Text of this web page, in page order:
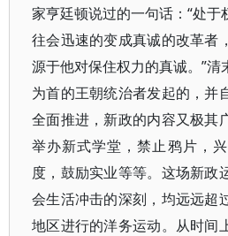
家亨廷顿说过的一句话：“处
往会迅速的变成真诚的改革者
源于他对保住权力的真诚。”
为首的王朝统治者发起的，并
全面推进，新政的内容又极其
举办新式学堂，禁止鸦片，
度，鼓励实业等等。这场新政
会生活冲击的深刻，均远远超
地区进行的洋务运动。从时间